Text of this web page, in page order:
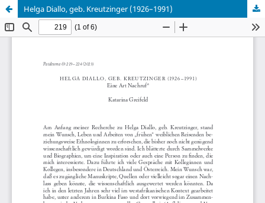
Helga Diallo, geb. Kreutzinger (1926–1991)